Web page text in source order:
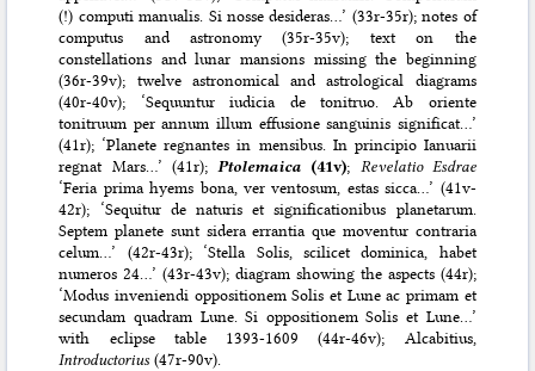
(!) computi manualis. Si nosse desideras…’ (33r-35r); notes of
computus and astronomy (35r-35v); text on the
constellations and lunar mansions missing the beginning
(36r-39v); twelve astronomical and astrological diagrams
(40r-40v); ‘Sequuntur iudicia de tonitruo. Ab oriente
tonitruum per annum illum effusione sanguinis significat…’
(41r); ‘Planete regnantes in mensibus. In principio Ianuarii
regnat Mars…’ (41r); Ptolemaica (41v); Revelatio Esdrae
‘Feria prima hyems bona, ver ventosum, estas sicca…’ (41v-
42r); ‘Sequitur de naturis et significationibus planetarum.
Septem planete sunt sidera errantia que moventur contraria
celum…’ (42r-43r); ‘Stella Solis, scilicet dominica, habet
numeros 24…’ (43r-43v); diagram showing the aspects (44r);
‘Modus inveniendi oppositionem Solis et Lune ac primam et
secundam quadram Lune. Si oppositionem Solis et Lune…’
with eclipse table 1393-1609 (44r-46v); Alcabitius,
Introductorius(47r-90v).